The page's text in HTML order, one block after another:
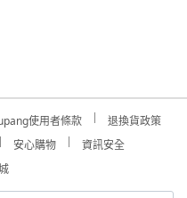
使用者條款
退換貨政策
安心購物
資訊安全